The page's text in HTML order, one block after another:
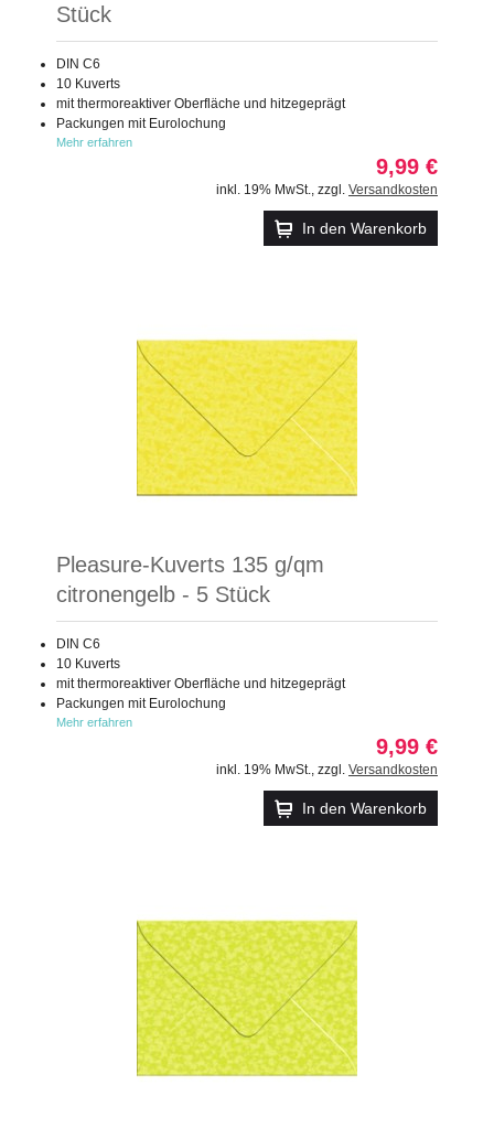
Stück
DIN C6
10 Kuverts
mit thermoreaktiver Oberfläche und hitzegeprägt
Packungen mit Eurolochung
Mehr erfahren
9,99 €
inkl. 19% MwSt. zzgl. Versandkosten
In den Warenkorb
Pleasure-Kuverts 135 g/qm
citronengelb - 5 Stück
DIN C6
10 Kuverts
mit thermoreaktiver Oberfläche und hitzegeprägt
Packungen mit Eurolochung
Mehr erfahren
9,99 €
inkl. 19% MwSt. zzgl. Versandkosten
In den Warenkorb